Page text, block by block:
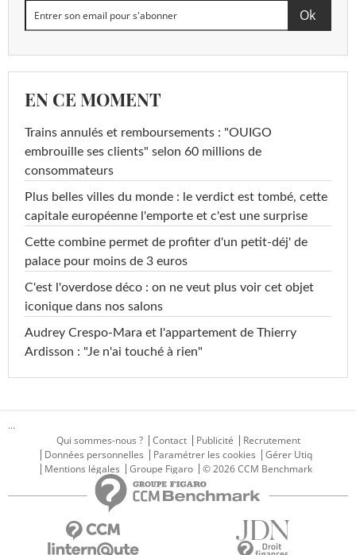
EN CE MOMENT
Trains annulés et remboursements : "OUIGO
embrouille ses clients" selon 60 millions de
consommateurs
Plus belles villes du monde : le verdict est tombé, cette
capitale européenne l'emporte et c'est une surprise
Cette combine permet de profiter d'un petit-déj' de
palace pour moins de 3 euros
C'est l'overdose déco : on ne veut plus voir cet objet
iconique dans nos salons
Audrey Crespo-Mara et l'appartement de Thierry
Ardisson : "Je n'ai touché à rien"
...
Qui sommes-nous ?
Contact Publicité
Recrutement
Données personnelles
Paramétrer les cookies
Gérer Utiq
Mentions légales
Groupe Figaro © 2026 CCM Benchmark